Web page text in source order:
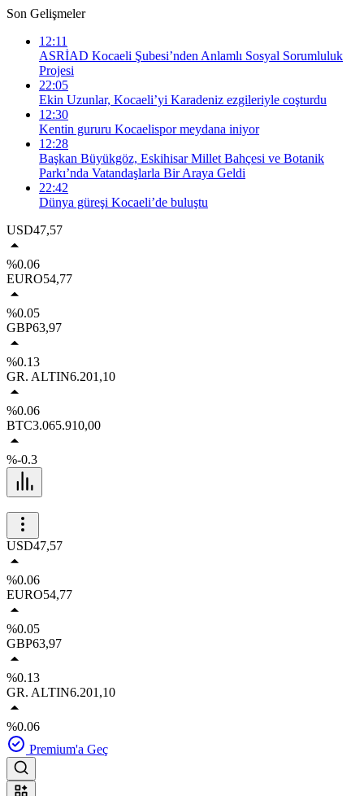
Son Gelişmeler
12:11
ASRİAD Kocaeli Şubesi’nden Anlamlı Sosyal Sorumluluk
Projesi
22:05
Ekin Uzunlar, Kocaeli’yi Karadeniz ezgileriyle coşturdu
12:30
Kentin gururu Kocaelispor meydana iniyor
12:28
Başkan Büyükgöz, Eskihisar Millet Bahçesi ve Botanik
Parkı’nda Vatandaşlarla Bir Araya Geldi
22:42
Dünya güreşi Kocaeli’de buluştu
USD47,57
%0.06
EURO54,77
%0.05
GBP63,97
%0.13
GR. ALTIN6.201,10
%0.06
BTC3.065.910,00
%-0.3
USD47,57
%0.06
EURO54,77
%0.05
GBP63,97
%0.13
GR. ALTIN6.201,10
%0.06
Premium'a Geç